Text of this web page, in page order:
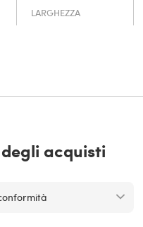
LARGHEZZA
acquisti